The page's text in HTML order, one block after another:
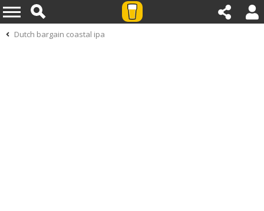
Dutch bargain coastal ipa